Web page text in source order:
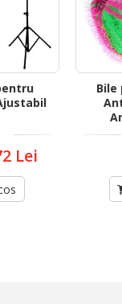
Lei
Bile